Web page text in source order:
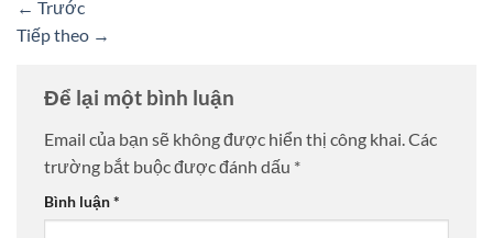
← Trước
Tiếp theo →
Để lại một bình luận
Email của bạn sẽ không được hiển thị công khai. Các
trường bắt buộc được đánh dấu *
Bình luận*